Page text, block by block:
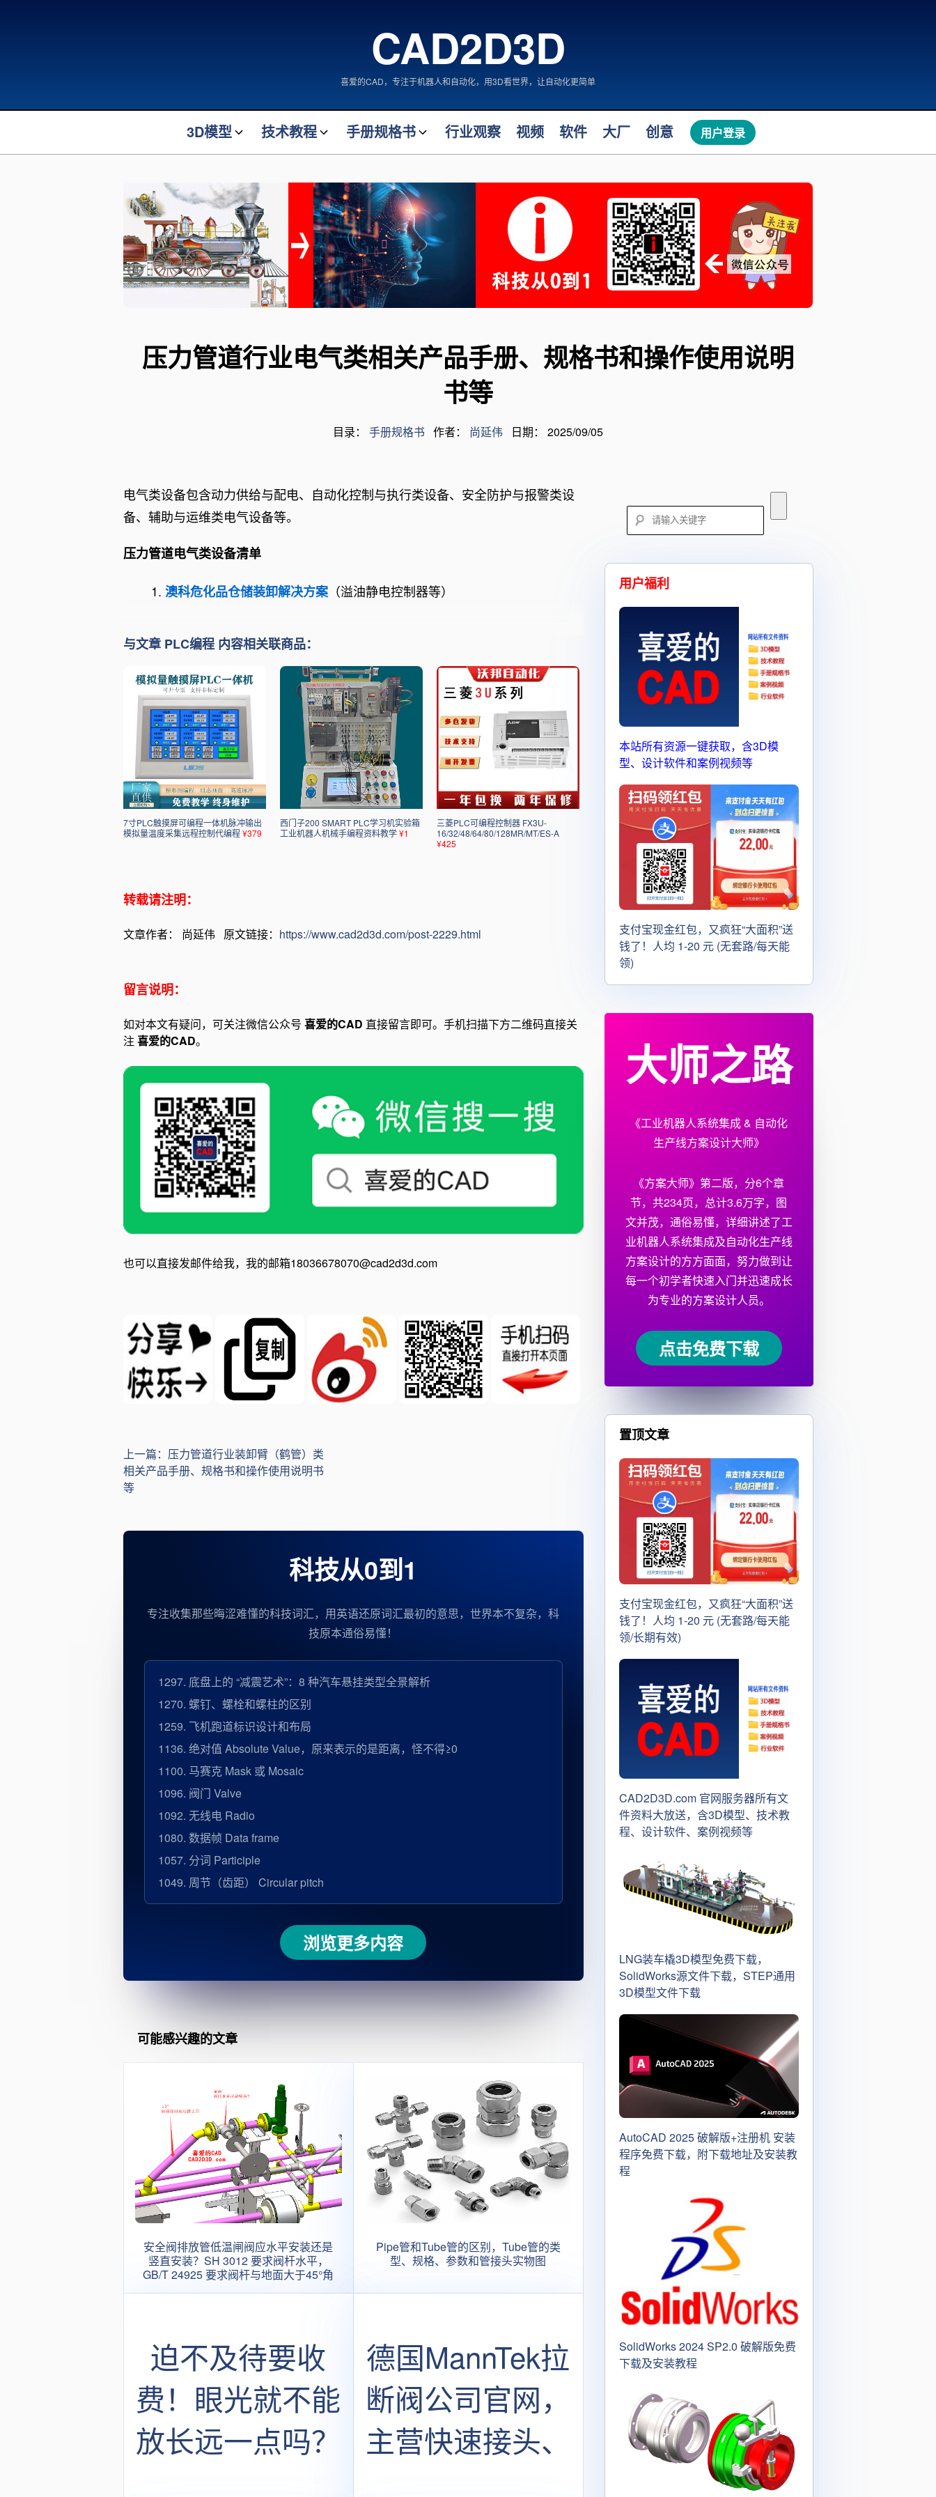
CAD2D3D
喜爱的CAD，专注于机器人和自动化，用3D看世界，让自动化更简单
3D模型
机械装置装备
机器人模型
起重吊装
物流转运
电气电子
主机设备
辅机设备
技术教程
机器人方案大师
装车橇设计大师
机械原理
电气控制
机器人技术
自动化技术
机械制图
标准规范
手册规格书
FANUC 机器人拆解
自动化类产品手册
机械类产品手册
阀门类产品规格书
仪表类产品规格书
装卸臂产品规格书
行业观察 视频 软件 大厂 创意 用户登录
压力管道行业电气类相关产品手册、规格书和操作使用说明
书等
目录： 手册规格书 作者： 尚延伟 日期： 2025/09/05
电气类设备包含动力供给与配电、自动化控制与执行类设备、安全防护与报警类设
备、辅助与运维类电气设备等。
压力管道电气类设备清单
澳科危化品仓储装卸解决方案（溢油静电控制器等）
与文章 PLC编程 内容相关联商品：
7寸PLC触摸屏可编程一体机脉冲输出
模拟量温度采集远程控制代编程 ¥379
西门子200 SMART PLC学习机实验箱
工业机器人机械手编程资料教学 ¥1
三菱PLC可编程控制器 FX3U-
16/32/48/64/80/128MR/MT/ES-A
¥425
转载请注明：
文章作者： 尚延伟 原文链接： https://www.cad2d3d.com/post-2229.html
留言说明：
如对本文有疑问，可关注微信公众号 喜爱的CAD 直接留言即可。手机扫描下方二维码直接关
注 喜爱的CAD。
也可以直接发邮件给我，我的邮箱18036678070@cad2d3d.com
上一篇：压力管道行业装卸臂（鹤管）类
相关产品手册、规格书和操作使用说明书
等
科技从0到1
专注收集那些晦涩难懂的科技词汇，用英语还原词汇最初的意思，世界本不复杂，科
技原本通俗易懂！
1297. 底盘上的 “减震艺术”：8 种汽车悬挂类型全景解析
1270. 螺钉、螺栓和螺柱的区别
1259. 飞机跑道标识设计和布局
1136. 绝对值 Absolute Value，原来表示的是距离，怪不得≥0
1100. 马赛克 Mask 或 Mosaic
1096. 阀门 Valve
1092. 无线电 Radio
1080. 数据帧 Data frame
1057. 分词 Participle
1049. 周节（齿距） Circular pitch
浏览更多内容
可能感兴趣的文章
安全阀排放管低温闸阀应水平安装还是
竖直安装？SH 3012 要求阀杆水平，
GB/T 24925 要求阀杆与地面大于45°角
Pipe管和Tube管的区别，Tube管的类
型、规格、参数和管接头实物图
迫不及待要收
费！眼光就不能
放长远一点吗？
德国MannTek拉
断阀公司官网，
主营快速接头、
用户福利
本站所有资源一键获取，含3D模
型、设计软件和案例视频等
支付宝现金红包，又疯狂“大面积”送
钱了！人均 1-20 元 (无套路/每天能
领)
大师之路
《工业机器人系统集成 & 自动化
生产线方案设计大师》
《方案大师》第二版，分6个章
节，共234页，总计3.6万字，图
文并茂，通俗易懂，详细讲述了工
业机器人系统集成及自动化生产线
方案设计的方方面面，努力做到让
每一个初学者快速入门并迅速成长
为专业的方案设计人员。
点击免费下载
置顶文章
支付宝现金红包，又疯狂“大面积”送
钱了！人均 1-20 元 (无套路/每天能
领/长期有效)
CAD2D3D.com 官网服务器所有文
件资料大放送，含3D模型、技术教
程、设计软件、案例视频等
LNG装车橇3D模型免费下载，
SolidWorks源文件下载，STEP通用
3D模型文件下载
AutoCAD 2025 破解版+注册机 安装
程序免费下载，附下载地址及安装教
程
SolidWorks 2024 SP2.0 破解版免费
下载及安装教程